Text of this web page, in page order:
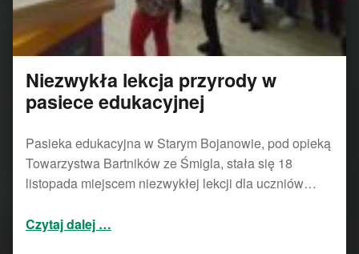
Niezwykła lekcja przyrody w
pasiece edukacyjnej
Pasieka edukacyjna w Starym Bojanowie, pod opieką
Towarzystwa Bartników ze Śmigla, stała się 18
listopada miejscem niezwykłej lekcji dla uczniów…
Czytaj dalej …